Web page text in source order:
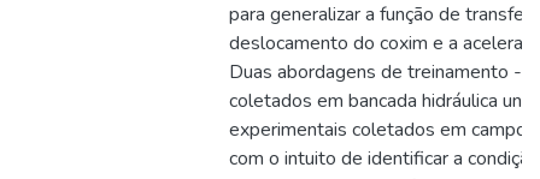
para generalizar a função de
deslocamento do coxim e a
Duas abordagens de treinamento -
coletados em bancada hidráulica
experimentais coletados em campo
com o intuito de identificar a